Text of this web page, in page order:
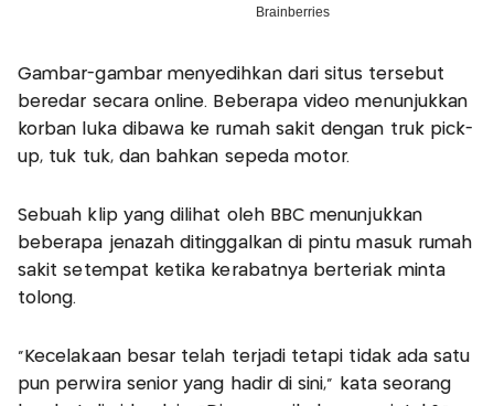
Gambar-gambar menyedihkan dari situs tersebut
beredar secara online. Beberapa video menunjukkan
korban luka dibawa ke rumah sakit dengan truk pick-
up, tuk tuk, dan bahkan sepeda motor.
Sebuah klip yang dilihat oleh BBC menunjukkan
beberapa jenazah ditinggalkan di pintu masuk rumah
sakit setempat ketika kerabatnya berteriak minta
tolong.
“Kecelakaan besar telah terjadi tetapi tidak ada satu
pun perwira senior yang hadir di sini,” kata seorang